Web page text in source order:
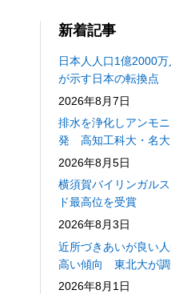
新着記事
日本人人口1億2000
が示す日本の転換点
2026年8月7日
排水を浄化しアンモ
発 高知工科大・名大
2026年8月5日
横須賀バイリンガル
ド最高位を受賞
2026年8月3日
近所づきあいが良い
高い傾向 東北大が調
2026年8月1日